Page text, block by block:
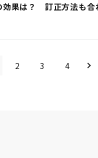
効果は？ 訂正方法も合
2 3 4